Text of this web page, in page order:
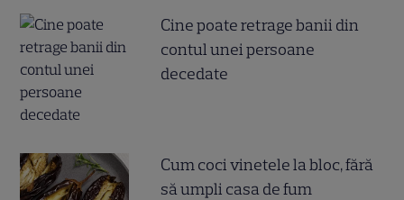
Cine poate retrage banii din
contul unei persoane
decedate
Cum coci vinetele la bloc, fără
să umpli casa de fum